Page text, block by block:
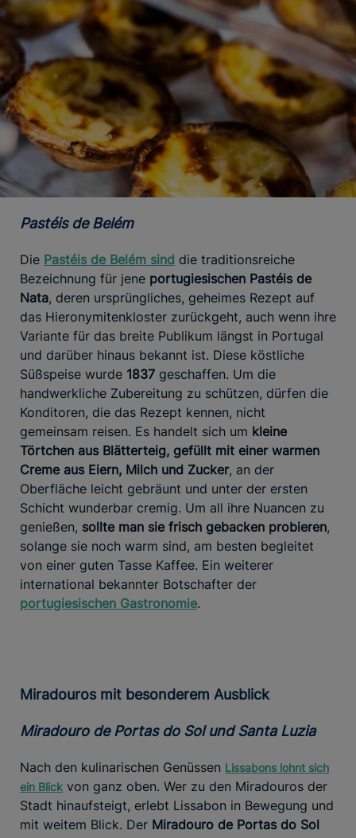
Pastéis de Belém
Die Pastéis de Belém sind die traditionsreiche
Bezeichnung für jene portugiesischen Pastéis de
Nata, deren ursprüngliches, geheimes Rezept auf
das Hieronymitenkloster zurückgeht, auch wenn ihre
Variante für das breite Publikum längst in Portugal
und darüber hinaus bekannt ist. Diese köstliche
Süßspeise wurde 1837 geschaffen. Um die
handwerkliche Zubereitung zu schützen, dürfen die
Konditoren, die das Rezept kennen, nicht
gemeinsam reisen. Es handelt sich um kleine
Törtchen aus Blätterteig, gefüllt mit einer warmen
Creme aus Eiern, Milch und Zucker, an der
Oberfläche leicht gebräunt und unter der ersten
Schicht wunderbar cremig. Um all ihre Nuancen zu
genießen, sollte man sie frisch gebacken probieren,
solange sie noch warm sind, am besten begleitet
von einer guten Tasse Kaffee. Ein weiterer
international bekannter Botschafter der
portugiesischen Gastronomie.
Miradouros mit besonderem Ausblick
Miradouro de Portas do Sol und Santa Luzia
Nach den kulinarischen Genüssen Lissabons lohnt sich
ein Blick von ganz oben. Wer zu den Miradouros der
Stadt hinaufsteigt, erlebt Lissabon in Bewegung und
mit weitem Blick. Der Miradouro de Portas do Sol